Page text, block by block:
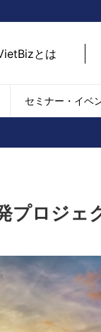
とは
セミナー・イベ
IT
プロジェ